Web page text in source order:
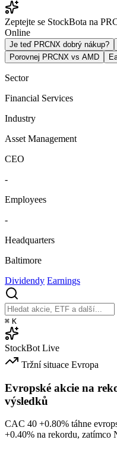
Zeptejte se StockBota na
Online
Je teď PRCNX dobrý nákup?
Porovnej PRCNX vs AMD
Sector
Financial Services
Industry
Asset Management
CEO
-
Employees
-
Headquarters
Baltimore
Dividendy Earnings
⌘ K
StockBot Live
Tržní situace Evropa
Evropské akcie na
výsledků
CAC 40 +0.80% táhne
+0.40% na rekordu, zatímco